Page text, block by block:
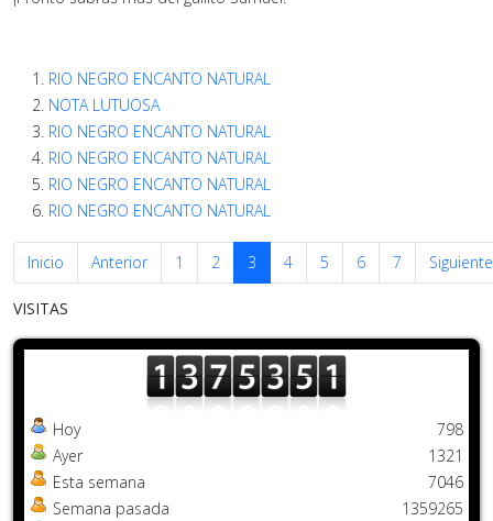
RIO NEGRO ENCANTO NATURAL
NOTA LUTUOSA
RIO NEGRO ENCANTO NATURAL
RIO NEGRO ENCANTO NATURAL
RIO NEGRO ENCANTO NATURAL
RIO NEGRO ENCANTO NATURAL
Inicio Anterior 1 2 3 4 5 6 7 Siguiente
VISITAS
Hoy
Ayer
Esta semana
Semana pasada
798
1321
7046
1359265